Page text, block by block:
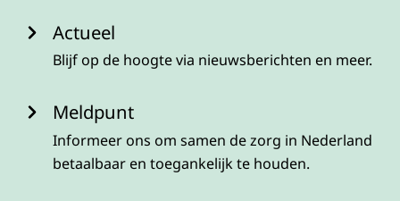
Actueel
Blijf op de hoogte via nieuwsberichten en meer.
Meldpunt
Informeer ons om samen de zorg in Nederland
betaalbaar en toegankelijk te houden.